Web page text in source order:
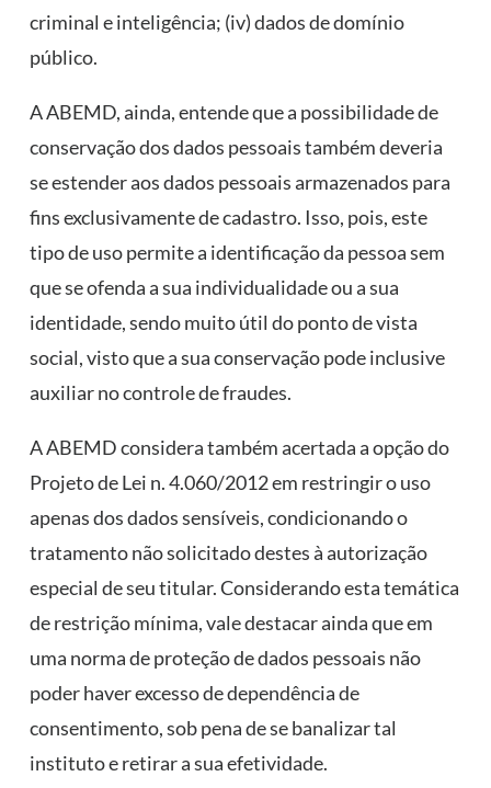
criminal e inteligência; (iv) dados de domínio
público.
A ABEMD, ainda, entende que a possibilidade de
conservação dos dados pessoais também deveria
se estender aos dados pessoais armazenados para
fins exclusivamente de cadastro. Isso, pois, este
tipo de uso permite a identificação da pessoa sem
que se ofenda a sua individualidade ou a sua
identidade, sendo muito útil do ponto de vista
social, visto que a sua conservação pode inclusive
auxiliar no controle de fraudes.
A ABEMD considera também acertada a opção do
Projeto de Lei n. 4.060/2012 em restringir o uso
apenas dos dados sensíveis, condicionando o
tratamento não solicitado destes à autorização
especial de seu titular. Considerando esta temática
de restrição mínima, vale destacar ainda que em
uma norma de proteção de dados pessoais não
poder haver excesso de dependência de
consentimento, sob pena de se banalizar tal
instituto e retirar a sua efetividade.